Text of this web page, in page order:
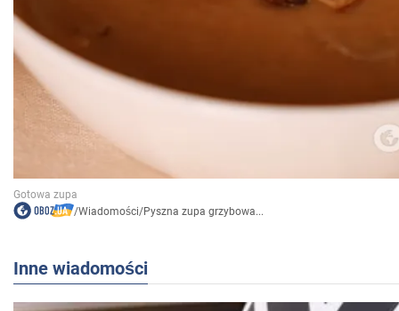
/Wiadomości/Pyszna zupa grzybowa...
Inne wiadomości